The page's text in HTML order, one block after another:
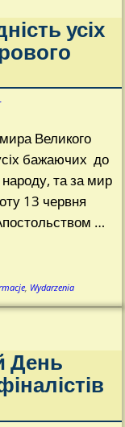
усіх
Великого
бажаючих до
народу, та за мир
13 червня
…
Wydarzenia
День